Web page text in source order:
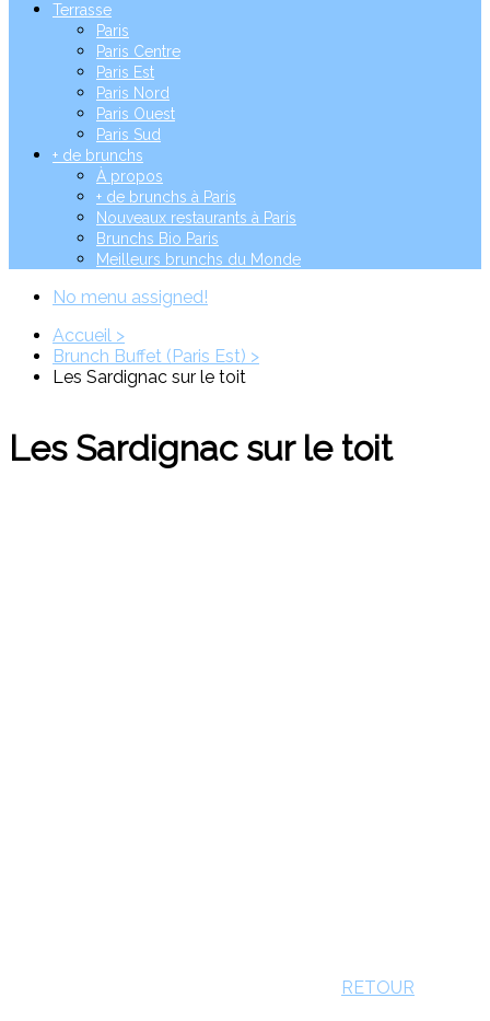
Terrasse
Paris
Paris Centre
Paris Est
Paris Nord
Paris Ouest
Paris Sud
+ de brunchs
À propos
+ de brunchs à Paris
Nouveaux restaurants à Paris
Brunchs Bio Paris
Meilleurs brunchs du Monde
No menu assigned!
Accueil >
Brunch Buffet (Paris Est) >
Les Sardignac sur le toit
Les Sardignac sur le toit
RETOUR